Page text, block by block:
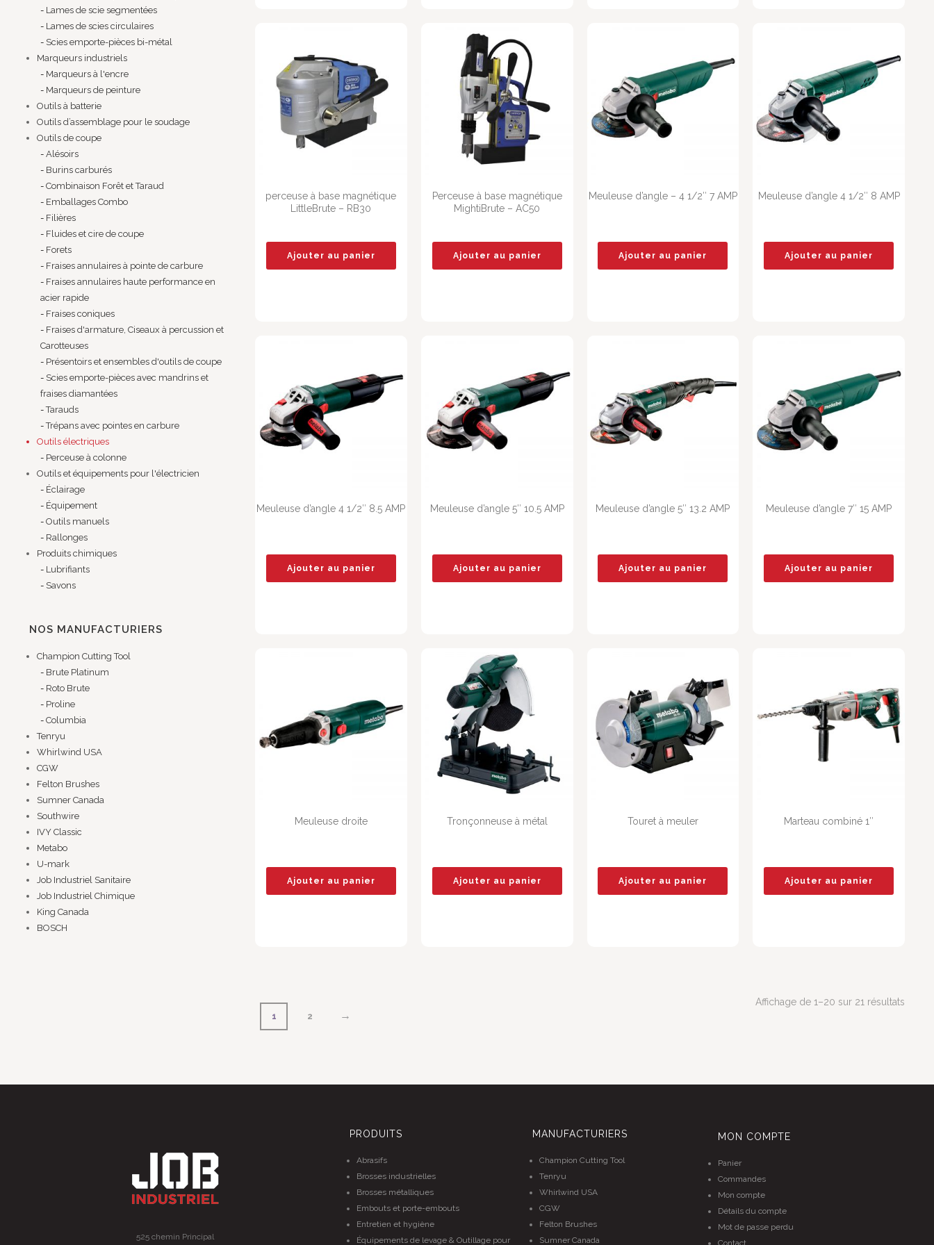
perceuse à base magnétique
LittleBrute – RB30
Ajouter au panier
Perceuse à base magnétique
MightiBrute – AC50
Ajouter au panier
Meuleuse d’angle – 4 1/2″ 7 AMP
Ajouter au panier
Meuleuse d’angle 4 1/2″ 8 AMP
Ajouter au panier
Meuleuse d’angle 4 1/2″ 8.5 AMP
Ajouter au panier
Meuleuse d’angle 5″ 10.5 AMP
Ajouter au panier
Meuleuse d’angle 5″ 13.2 AMP
Ajouter au panier
Meuleuse d’angle 7″ 15 AMP
Ajouter au panier
Meuleuse droite
Ajouter au panier
Tronçonneuse à métal
Ajouter au panier
Touret à meuler
Ajouter au panier
Marteau combiné 1″
Ajouter au panier
1 2 →
Affichage de 1–20 sur 21 résultats
Lames de scie segmentées
Lames de scies circulaires
Scies emporte-pièces bi-métal
Marqueurs industriels
Marqueurs à l'encre
Marqueurs de peinture
Outils à batterie
Outils d’assemblage pour le soudage
Outils de coupe
Alésoirs
Burins carburés
Combinaison Forêt et Taraud
Emballages Combo
Filières
Fluides et cire de coupe
Forets
Fraises annulaires à pointe de carbure
Fraises annulaires haute performance en
acier rapide
Fraises coniques
Fraises d'armature, Ciseaux à percussion et
Carotteuses
Présentoirs et ensembles d'outils de coupe
Scies emporte-pièces avec mandrins et
fraises diamantées
Tarauds
Trépans avec pointes en carbure
Outils électriques
Perceuse à colonne
Outils et équipements pour l'électricien
Éclairage
Équipement
Outils manuels
Rallonges
Produits chimiques
Lubrifiants
Savons
NOS MANUFACTURIERS
Champion Cutting Tool
Brute Platinum
Roto Brute
Proline
Columbia
Tenryu
Whirlwind USA
CGW
Felton Brushes
Sumner Canada
Southwire
IVY Classic
Metabo
U-mark
Job Industriel Sanitaire
Job Industriel Chimique
King Canada
BOSCH
525 chemin Principal
PRODUITS
Abrasifs
Brosses industrielles
Brosses métalliques
Embouts et porte-embouts
Entretien et hygiène
Équipements de levage & Outillage pour
MANUFACTURIERS
Champion Cutting Tool
Tenryu
Whirlwind USA
CGW
Felton Brushes
Sumner Canada
MON COMPTE
Panier
Commandes
Mon compte
Détails du compte
Mot de passe perdu
Contact